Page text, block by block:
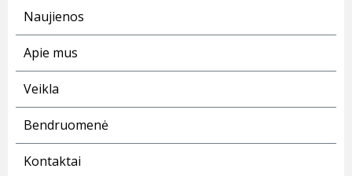
Naujienos
Apie mus
Veikla
Bendruomenė
Kontaktai